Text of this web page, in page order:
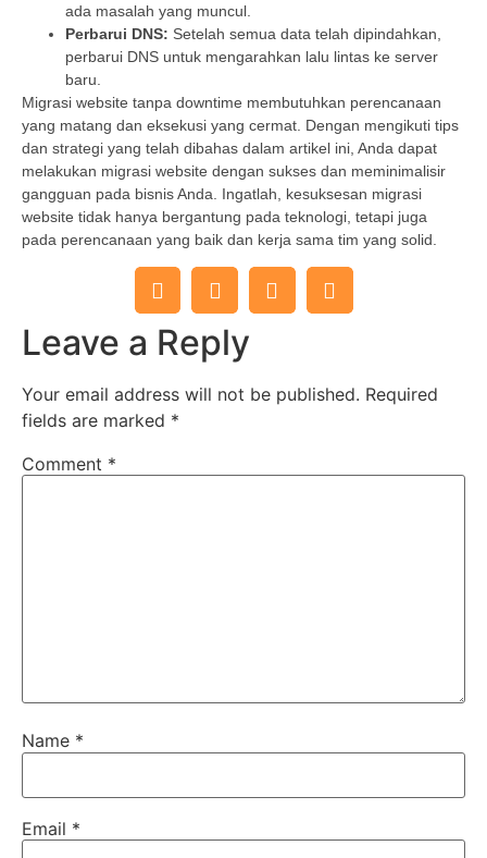
ada masalah yang muncul.
Perbarui DNS: Setelah semua data telah dipindahkan,
perbarui DNS untuk mengarahkan lalu lintas ke server
baru.
Migrasi website tanpa downtime membutuhkan perencanaan
yang matang dan eksekusi yang cermat. Dengan mengikuti tips
dan strategi yang telah dibahas dalam artikel ini, Anda dapat
melakukan migrasi website dengan sukses dan meminimalisir
gangguan pada bisnis Anda. Ingatlah, kesuksesan migrasi
website tidak hanya bergantung pada teknologi, tetapi juga
pada perencanaan yang baik dan kerja sama tim yang solid.
Leave a Reply
Your email address will not be published. Required
fields are marked *
Comment *
Name *
Email *